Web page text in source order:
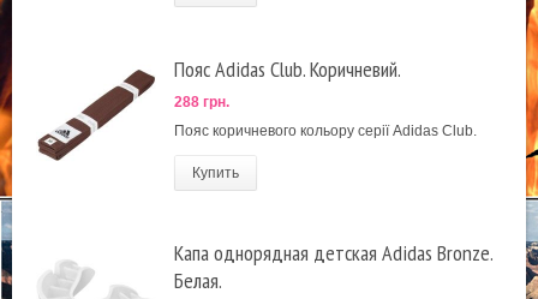
Пояс Adidas Club. Коричневий.
288 грн.
Пояс коричневого кольору серії Adidas Club.
Купить
Капа однорядная детская Adidas Bronze.
Белая.